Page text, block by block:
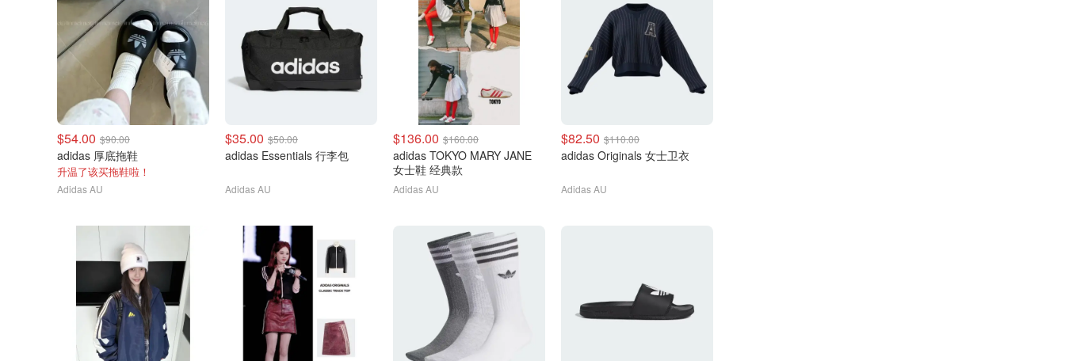
$54.00 $90.00
adidas 厚底拖鞋
升温了该买拖鞋啦！
Adidas AU
$35.00 $50.00
adidas Essentials 行李包
Adidas AU
$136.00 $160.00
adidas TOKYO MARY JANE
女士鞋 经典款
Adidas AU
$82.50 $110.00
adidas Originals 女士卫衣
Adidas AU